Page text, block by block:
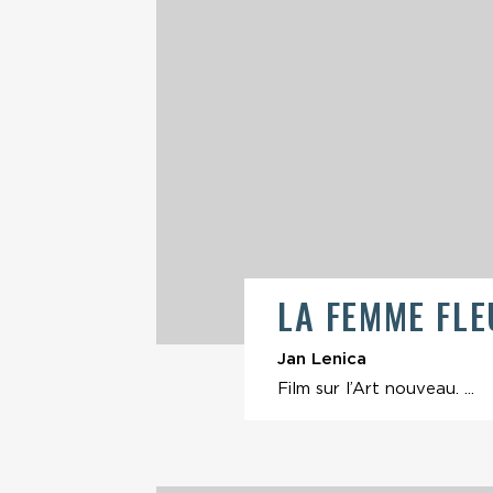
LA FEMME
Jan Lenica
Film sur l’Art nouveau. ...